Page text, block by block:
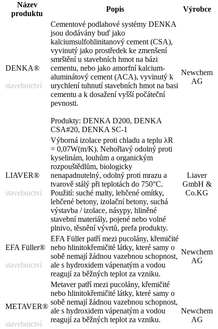
Název
produktu
Popis Výrobce
DENKA®
stavebnictví
Cementové podlahové systémy DENKA
jsou dodávány buď jako
kalciumsulfohlinitanový cement (CSA),
vyvinutý jako prostředek ke zmenšení
smrštění u stavebních hmot na bázi
cementu, nebo jako amorfní kalcium-
aluminátový cement (ACA), vyvinutý k
urychlení tuhnutí stavebních hmot na basi
cementu a k dosažení vyšší počáteční
pevnosti.
Produkty: DENKA D200, DENKA
CSA#20, DENKA SC-1
Newchem
AG
LIAVER®
stavebnictví
Výborná izolace proti chladu a teplu λR
= 0,07W(m/K). Nehořlavý odolný proti
kyselinám, louhům a organickým
rozpouštědlům, biologicky
nenapadnutelný, odolný proti mrazu a
tvarově stálý při teplotách do 750°C.
Použití: suché malty, lehčené omítky,
lehčené betony, izolační betony, suchá
výstavba / izolace, násypy, hliněné
stavební materiály, pojené nebo volné
plnivo, těsnění vývrtů, prefa produkty.
Liaver
GmbH &
Co.KG
EFA Füller®
stavebnictví
EFA Füller patří mezi pucolány, křemičité
nebo hlinitokřemičité látky, které samy o
sobě nemají žádnou vazebnou schopnost,
ale s hydroxidem vápenatým a vodou
reagují za běžných teplot za vzniku.
Newchem
AG
METAVER®
stavebnictví
Metaver patří mezi pucolány, křemičité
nebo hlinitokřemičité látky, které samy o
sobě nemají žádnou vazebnou schopnost,
ale s hydroxidem vápenatým a vodou
reagují za běžných teplot za vzniku.
Newchem
AG